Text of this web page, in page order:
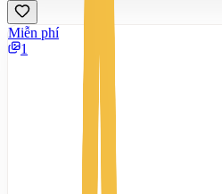
Miễn phí
1